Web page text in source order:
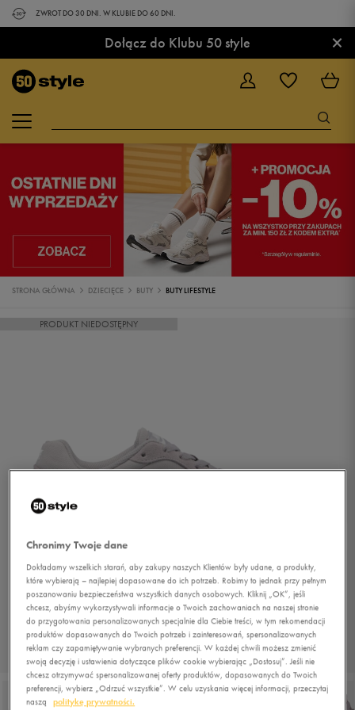
ZWROT DO 30 DNI. W KLUBIE DO 60 DNI.
Dołącz do Klubu 50 style ×
STRONA GŁÓWNA DZIECIĘCE BUTY BUTY LIFESTYLE
PRODUKT NIEDOSTĘPNY
Chronimy Twoje dane
Dokładamy wszelkich starań, aby zakupy naszych Klientów były udane, a produkty,
które wybierają – najlepiej dopasowane do ich potrzeb. Robimy to jednak przy pełnym
poszanowaniu bezpieczeństwa wszystkich danych osobowych. Kliknij „OK”, jeśli
chcesz, abyśmy wykorzystywali informacje o Twoich zachowaniach na naszej stronie
do przygotowania personalizowanych specjalnie dla Ciebie treści, w tym rekomendacji
produktów dopasowanych do Twoich potrzeb i zainteresowań, spersonalizowanych
reklam czy zapamiętywanie wybranych preferencji. W każdej chwili możesz zmienić
swoją decyzję i ustawienia dotyczące plików cookie wybierając „Dostosuj”. Jeśli nie
chcesz otrzymywać spersonalizowanej oferty produktów, dopasowanych do Twoich
preferencji, wybierz „Odrzuć wszystkie”. W celu uzyskania więcej informacji, przeczytaj
naszą
politykę prywatności.